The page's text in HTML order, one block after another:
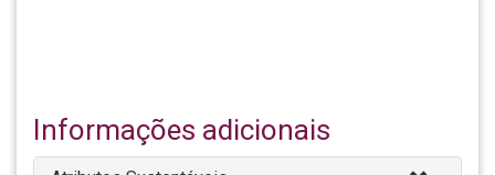
Informações adicionais